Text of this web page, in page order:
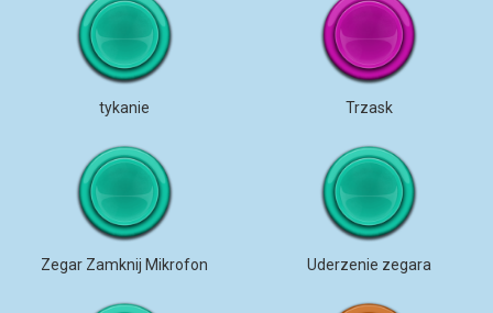
tykanie Trzask
Zegar Zamknij Mikrofon Uderzenie zegara